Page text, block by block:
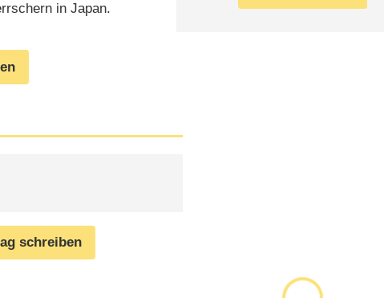
in Japan.
schreiben